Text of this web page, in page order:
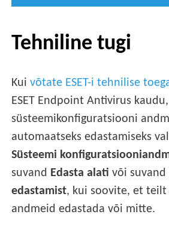
Tehniline tugi
Kuivõtate ESET-i tehnilise
ESET Endpoint Antivirus
süsteemikonfiguratsiooni
automaatseks edastamiseks
Süsteemi
suvand Edasta alati või suvand
edastamist, kui soovite, et teilt
andmeid edastada või mitte.